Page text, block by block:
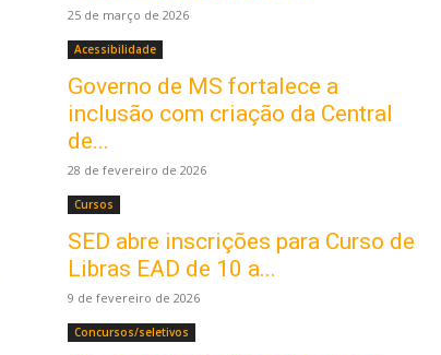
25 de março de 2026
Acessibilidade
Governo de MS fortalece a
inclusão com criação da Central
de...
28 de fevereiro de 2026
Cursos
SED abre inscrições para Curso de
Libras EAD de 10 a...
9 de fevereiro de 2026
Concursos/seletivos